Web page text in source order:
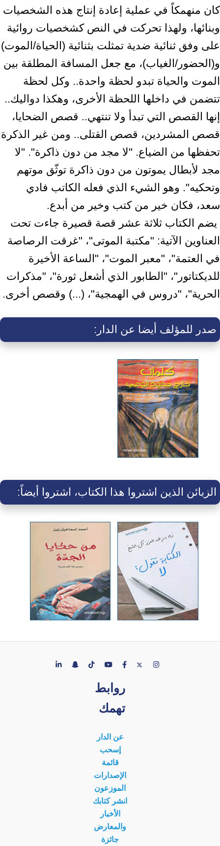
كان منهمكاً في عملية إعادة إنتاج هذه الشخصيات
وبنائها، ولهذا تحركت في ‏النص كشخصيات روائية
على وفق ثنائية ضدية تمثلت بثنائية (الحياة/الموت)
‏و(الحضور/الغياب)، مع جعل المسافة المطلقة بين
الموت والحياة تبدو لحظة واحدة.. وكل ‏لحظة
تتضمن في داخلها اللحظة الأخرى، وهكذا دواليك..
إنها القصص التي تبدأ ولا ‏تنتهي.. قصص الضحايا،
قصص المشردين، قصص القتلى.. ومن غير الذكرة
تحفظها من ‏الضياع. "لا مجد من دون ذاكرة". "لا
مجد لأبطال يموتون من دون ذاكرة توثّق موتهم
‏وتحكيه". وهو الشيء الذي فعله الكاتب فادي
سعد، فكان خير من كتب وخير من أبدع.‏ ‎
‎ يضم الكتاب ثلاثة عشر قصة قصيرة جاءت تحت
العناوين الآتية: "مكتبة الموتى"، "غرقت ‏الرصاصة
في العتمة"، "معبر الموت"، "الساعة الأخيرة
للديكتاتور"، "الطابور الذي أشعل ‏ثورة"، "مذكرات
الحرية"، "دروس في الهمجية"، (...) وقصص أخرى.‏
صدر للمؤلف أيضا عن الدار:
الزبائن الذين اشتروا هذا الكتاب، اشتروا أيضاً:
روابط
تهمك
عن الدار
إسحب
قائمة
الإصدارات
الموزعون
انشر كتابك
الأخبار
والمعارض
جائزة